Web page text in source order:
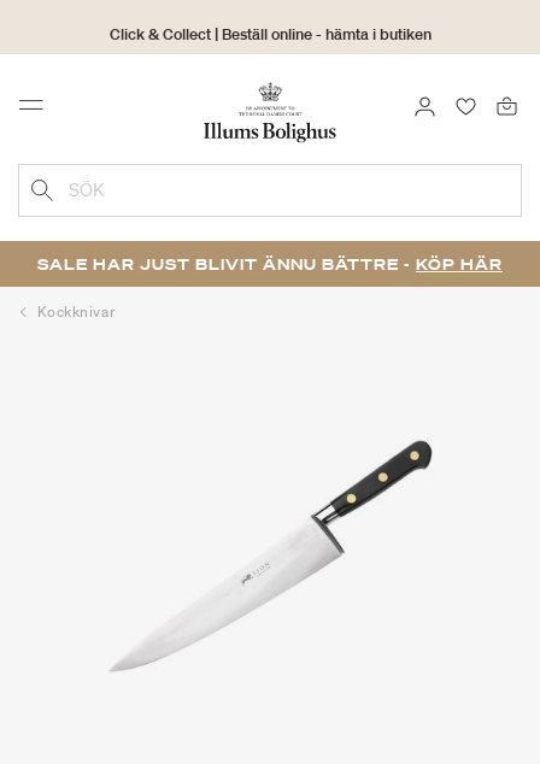
Click & Collect | Beställ online - hämta i butiken
30 dagars returrätt
Menu LOGGA IN
SÖK
SALE HAR JUST BLIVIT ÄNNU BÄTTRE - KÖP HÄR
Kockknivar